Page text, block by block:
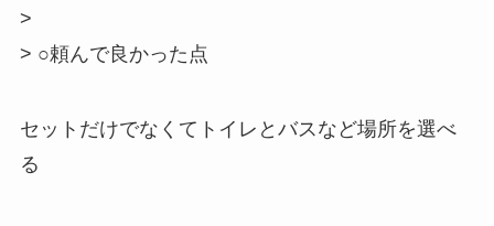
>
> ○頼んで良かった点
セットだけでなくてトイレとバスなど場所を選べ
る